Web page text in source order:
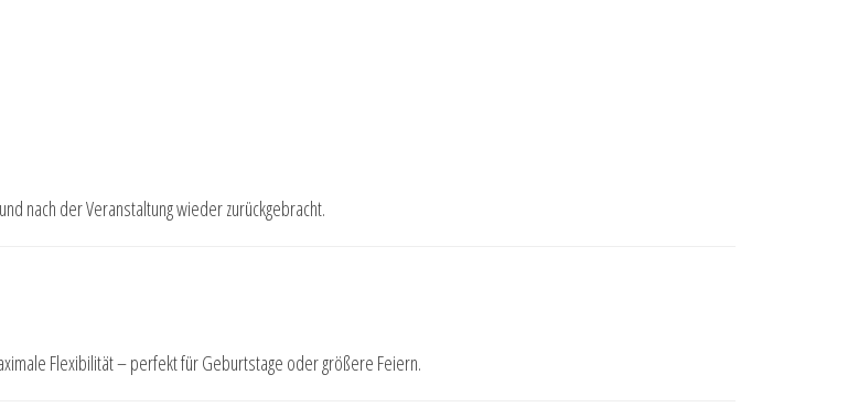
nach der Veranstaltung wieder zurückgebracht.
Flexibilität – perfekt für Geburtstage oder größere Feiern.